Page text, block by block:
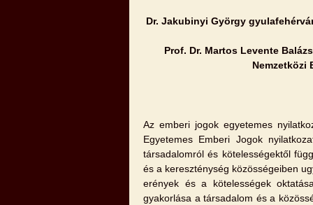
Dr. Jakubinyi György
Prof. Dr. Martos Levente
Nemzetközi
Az emberi jogok egyetemes
Egyetemes Emberi Jogok
társadalomról és kötelességektől
és a kereszténység közösségeiben
erények és a kötelességek
gyakorlása a társadalom és a